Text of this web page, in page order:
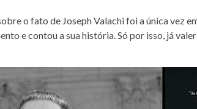
o fato de Joseph Valachi foi a única vez
e contou a sua história. Só por isso, já